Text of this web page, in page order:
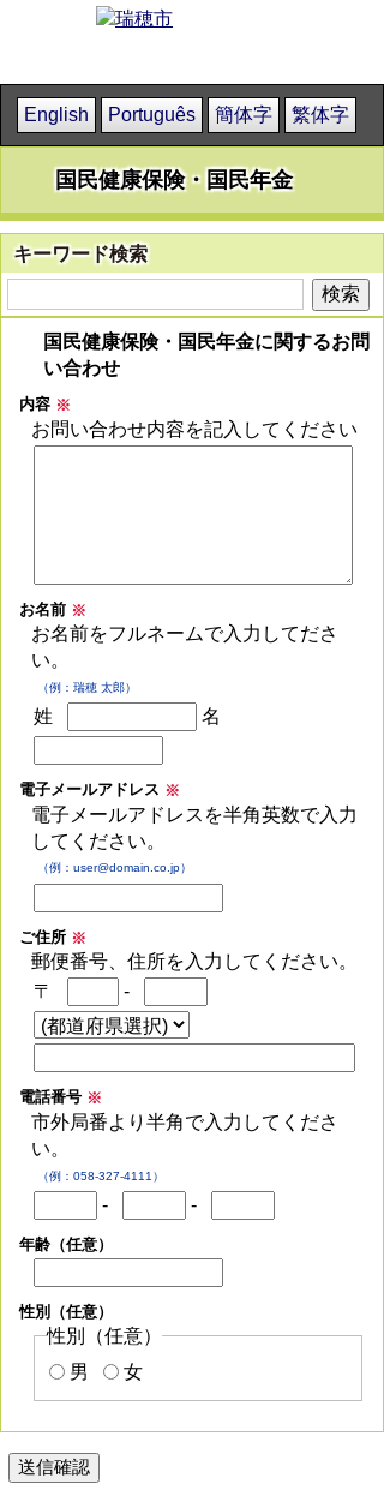
English Português 簡体字 繁体字
国民健康保険・国民年金
キーワード検索
国民健康保険・国民年金に関するお問
い合わせ
内容 ※
お問い合わせ内容を記入してください
お名前 ※
お名前をフルネームで入力してださ
い。
（例：瑞穂 太郎）
姓 名
電子メールアドレス ※
電子メールアドレスを半角英数で入力
してください。
（例：user@domain.co.jp）
ご住所 ※
郵便番号、住所を入力してください。
〒
-
電話番号 ※
市外局番より半角で入力してくださ
い。
（例：058-327-4111）
- -
年齢（任意）
性別（任意）
性別（任意）
男
女